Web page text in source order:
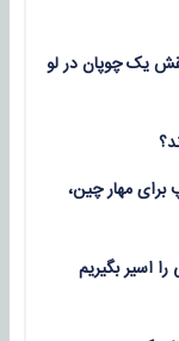
یک چوپان در لو
برای مهار چین،
آمریکایی را اسیر بگیریم